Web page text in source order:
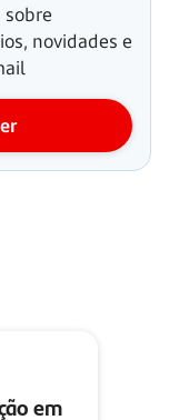
sobre
novidades e
em